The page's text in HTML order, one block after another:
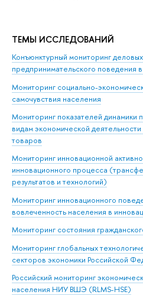
ТЕМЫ ИССЛЕДОВАНИЙ
Конъюнктурный мониторинг
предпринимательского поведения
Мониторинг социально-
самочувствия населения
Мониторинг показателей динамики
видам экономической
товаров
Мониторинг инновационной
инновационного процесса
результатов и технологий)
Мониторинг инновационного
вовлеченность населения в
Мониторинг состояния
Мониторинг глобальных
секторов экономики Российской
Российский мониторинг
населения НИУ ВШЭ (RLMS-HSE)